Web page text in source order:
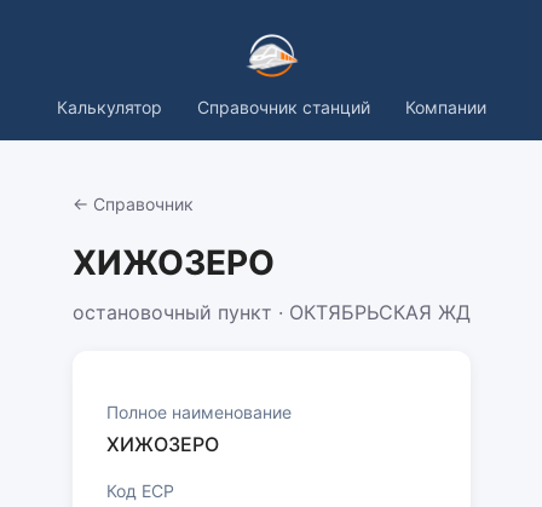
Калькулятор Справочник станций Компании
← Справочник
ХИЖОЗЕРО
остановочный пункт · ОКТЯБРЬСКАЯ ЖД
Полное наименование
ХИЖОЗЕРО
Код ЕСР